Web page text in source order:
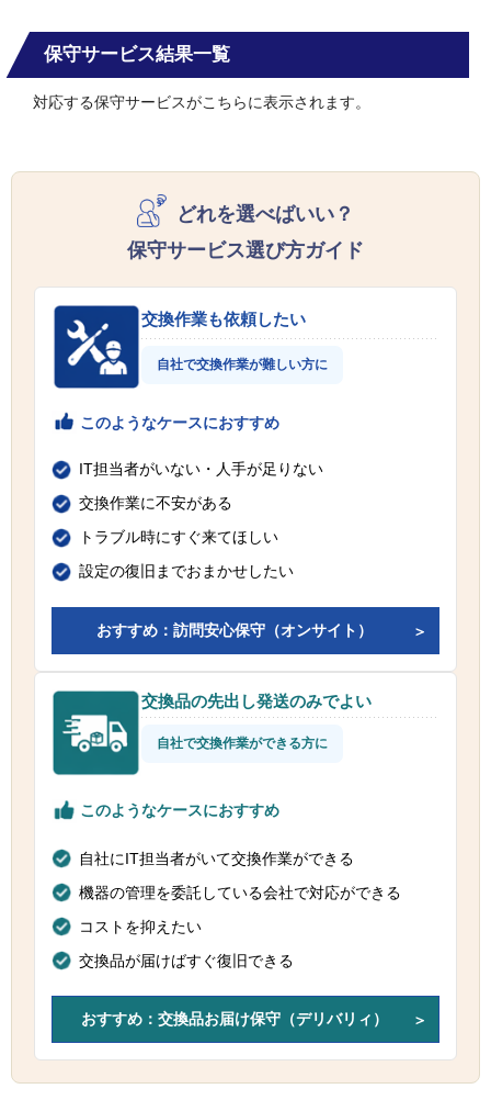
保守サービス結果一覧
対応する保守サービスがこちらに表示されます。
どれを選べばいい？
保守サービス選び方ガイド
交換作業も依頼したい
自社で交換作業が難しい方に
このようなケースにおすすめ
IT担当者がいない・人手が足りない
交換作業に不安がある
トラブル時にすぐ来てほしい
設定の復旧までおまかせしたい
おすすめ：訪問安心保守（オンサイト）
交換品の先出し発送のみでよい
自社で交換作業ができる方に
このようなケースにおすすめ
自社にIT担当者がいて交換作業ができる
機器の管理を委託している会社で対応ができる
コストを抑えたい
交換品が届けばすぐ復旧できる
おすすめ：交換品お届け保守（デリバリィ）